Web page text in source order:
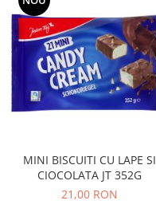
MINI BISCUITI CU LAPE SI
CIOCOLATA JT 352G
21,00 RON